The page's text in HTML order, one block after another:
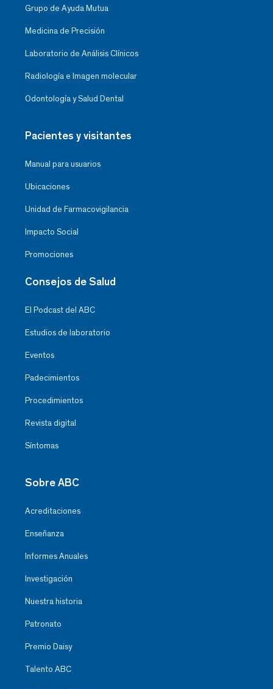
Grupo de Ayuda Mutua
Medicina de Precisión
Laboratorio de Análisis Clínicos
Radiología e Imagen molecular
Odontología y Salud Dental
Pacientes y visitantes
Manual para usuarios
Ubicaciones
Unidad de Farmacovigilancia
Impacto Social
Promociones
Consejos de Salud
El Podcast del ABC
Estudios de laboratorio
Eventos
Padecimientos
Procedimientos
Revista digital
Síntomas
Sobre ABC
Acreditaciones
Enseñanza
Informes Anuales
Investigación
Nuestra historia
Patronato
Premio Daisy
Talento ABC